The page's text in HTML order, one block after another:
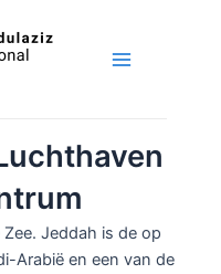
Jeddah is de op
Arabië en een van de